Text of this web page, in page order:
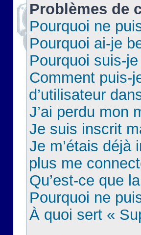
Problèmes de
Pourquoi ne
Pourquoi ai-je
Pourquoi suis-
Comment puis-
d’utilisateur
J’ai perdu mon
Je suis inscrit
Je m’étais déjà
plus me
Qu’est-ce que
Pourquoi ne
À quoi sert «